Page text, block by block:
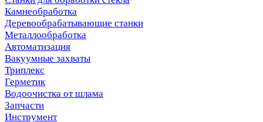
Камнеобработка
Деревообрабатывающие станки
Металлообработка
Автоматизация
Вакуумные захваты
Триплекс
Герметик
Водоочистка от шлама
Запчасти
Инструмент